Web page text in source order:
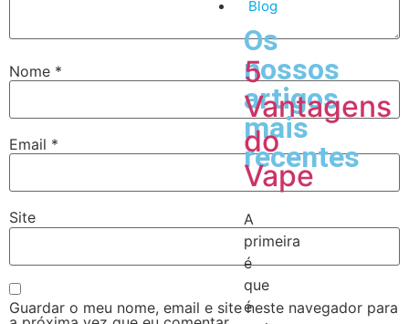
Blog
Os
nossos
artigos
mais
recentes
5
Vantagens
do
Vape
A
primeira
é
que
é
Nome *
Email *
Site
Guardar o meu nome, email e site neste navegador para